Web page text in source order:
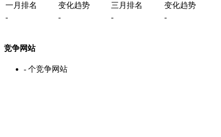
一月排名
变化趋势 三月排名
变化趋势
-
- - -
竞争网站
- 个竞争网站